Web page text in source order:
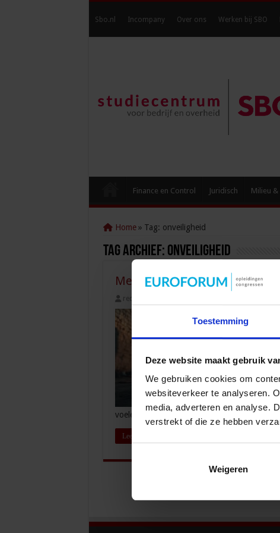
Toestemming
Deze website maakt gebruik
We gebruiken cookies om
websiteverkeer te analyseren.
media, adverteren en analyse.
verstrekt of die ze hebben
Weigeren
Sbo.nl Incompany Over ons Werken bij SBO
Finance en Control Juridisch Milieu &
Home » Tag: onveiligheid
Tag Archief: onveiligheid
Meer mensen voelen zich
redactie
voelen …
Lees verder »